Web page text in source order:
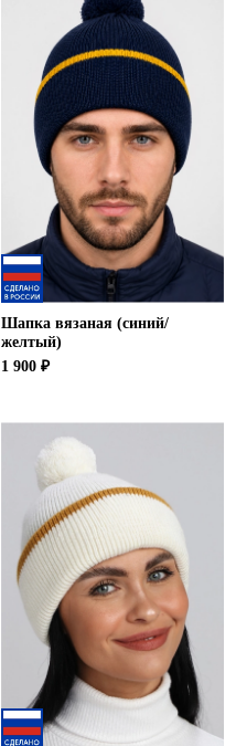
Шапка вязаная (синий/
желтый)
1 900 ₽